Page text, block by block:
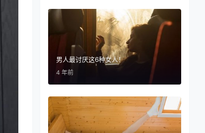
男人最讨厌这6种女人！
4 年前